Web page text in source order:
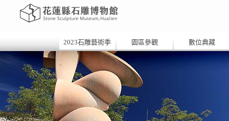
2023石雕藝術季 園區參觀 數位典藏